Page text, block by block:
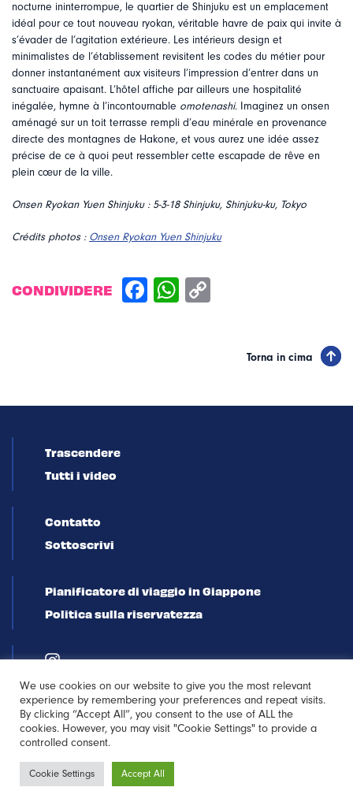
nocturne ininterrompue, le quartier de Shinjuku est un emplacement
idéal pour ce tout nouveau ryokan, véritable havre de paix qui invite à
s’évader de l’agitation extérieure. Les intérieurs design et
minimalistes de l’établissement revisitent les codes du métier pour
donner instantanément aux visiteurs l’impression d’entrer dans un
sanctuaire apaisant. L’hôtel affiche par ailleurs une hospitalité
inégalée, hymne à l’incontournable omotenashi. Imaginez un onsen
aménagé sur un toit terrasse rempli d’eau minérale en provenance
directe des montagnes de Hakone, et vous aurez une idée assez
précise de ce à quoi peut ressembler cette escapade de rêve en
plein cœur de la ville.
Onsen Ryokan Yuen Shinjuku : 5-3-18 Shinjuku, Shinjuku-ku, Tokyo
Crédits photos : Onsen Ryokan Yuen Shinjuku
CONDIVIDERE
Torna in cima
Trascendere
Tutti i video
Contatto
Sottoscrivi
Pianificatore di viaggio in Giappone
Politica sulla riservatezza
We use cookies on our website to give you the most relevant
experience by remembering your preferences and repeat visits.
By clicking “Accept All”, you consent to the use of ALL the
cookies. However, you may visit "Cookie Settings" to provide a
controlled consent.
Cookie Settings Accept All